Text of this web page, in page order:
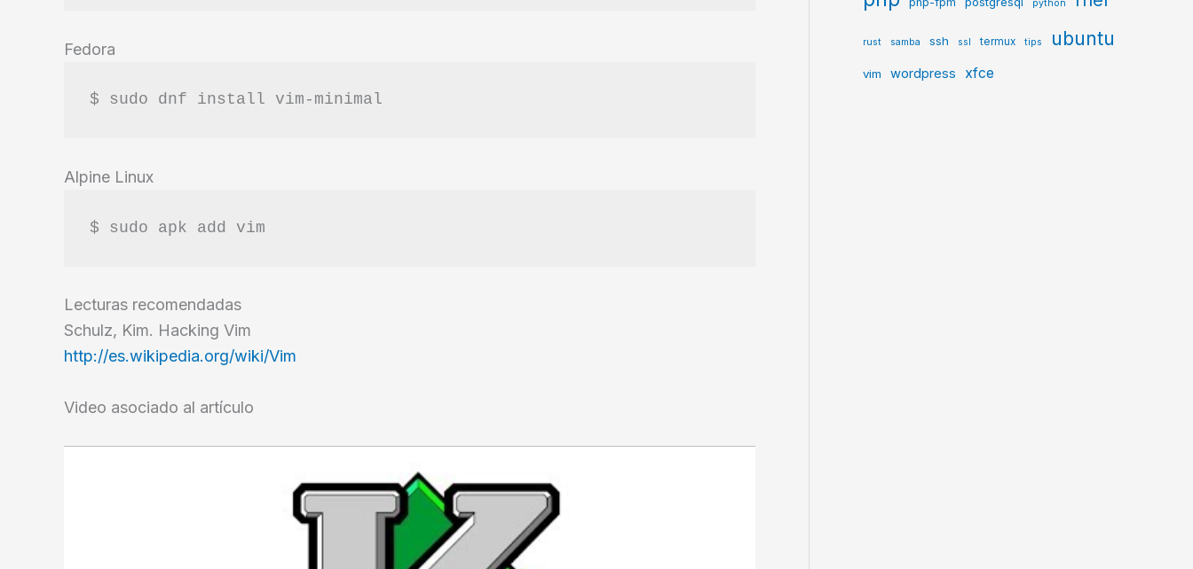
Fedora
$ sudo dnf install vim-minimal
Alpine Linux
$ sudo apk add vim
Lecturas recomendadas
Schulz, Kim. Hacking Vim
http://es.wikipedia.org/wiki/Vim
Video asociado al artículo
python
rust samba ssh ssl termux tips ubuntu
vim wordpress xfce